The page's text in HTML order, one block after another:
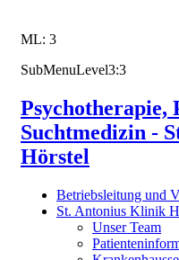
ML: 3
SubMenuLevel3:3
Psychotherapie,
Suchtmedizin -
Hörstel
Betriebsleitung und
St. Antonius Klinik
Unser Team